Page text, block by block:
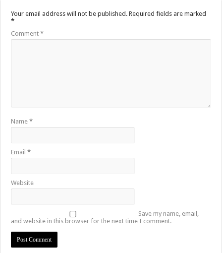
Your email address will not be published. Required fields are marked
*
Comment*
Name*
Email*
Website
Save my name, email,
and website in this browser for the next time I comment.